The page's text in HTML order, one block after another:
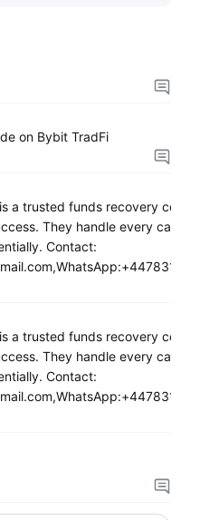
on Bybit TradFi
a trusted funds recovery
They handle every case
Contact:
a trusted funds recovery
They handle every case
Contact: